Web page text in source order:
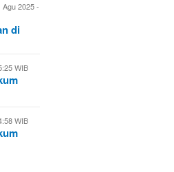
Agu 2025 -
di
WIB
WIB